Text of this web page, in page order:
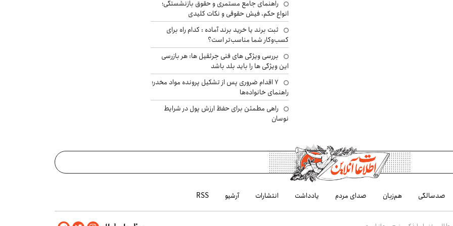
راهنمای جامع مستمری و حقوق بازنشستگی؛
انواع حکم، فیش حقوقی و نکات کلیدی
ثبت برند یا خرید برند آماده : کدام راه برای
کسب‌وکار شما مناسب‌تر است؟
بررسی ویژگی های فنی جرثقیل ها: هر بازرسی
این ویژگی ها را باید بلد باشد
۷ اقدام ضروری پس از تشکیل پرونده مواد مخدر؛
راهنمای خانواده‌ها
راهی مطمئن برای حفظ ارزش پول در شرایط
نوسان
صدسالگی هم‌زبان صدای مردم یادداشت انتشارات آرشیو RSS